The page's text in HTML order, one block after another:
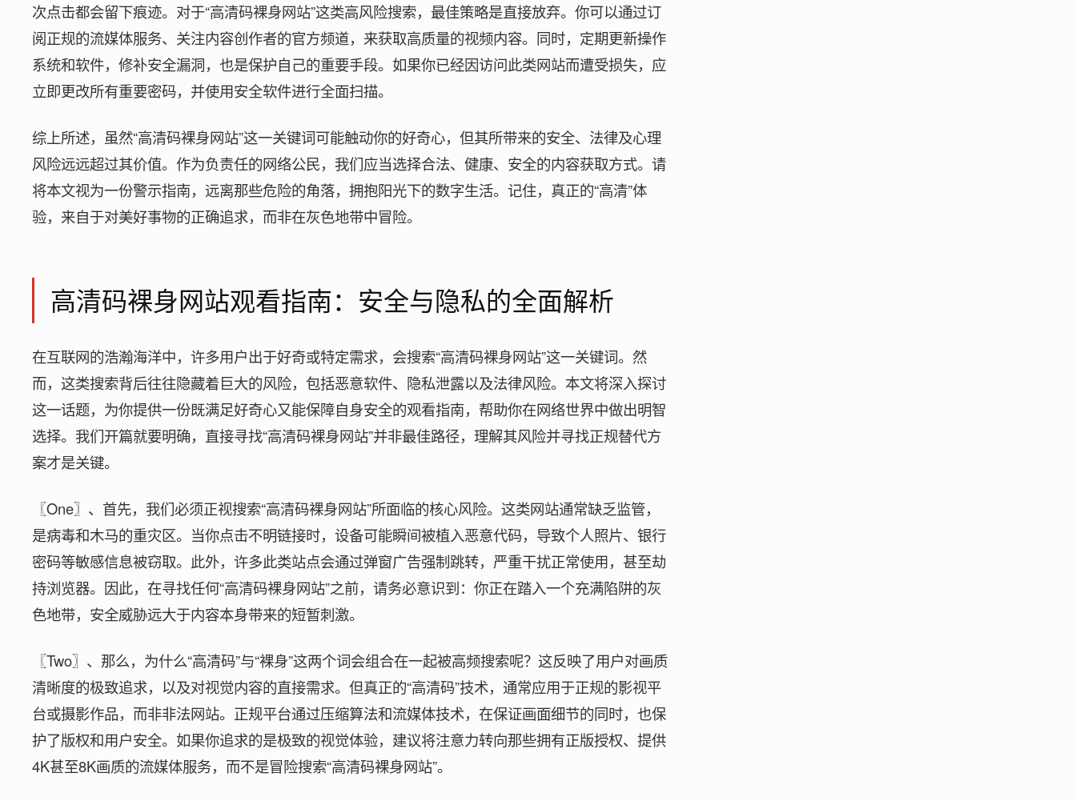
次点击都会留下痕迹。对于“高清码裸身网站”这类高风险搜索，最佳策略是直接放弃。你可以通过订
阅正规的流媒体服务、关注内容创作者的官方频道，来获取高质量的视频内容。同时，定期更新操作
系统和软件，修补安全漏洞，也是保护自己的重要手段。如果你已经因访问此类网站而遭受损失，应
立即更改所有重要密码，并使用安全软件进行全面扫描。
综上所述，虽然“高清码裸身网站”这一关键词可能触动你的好奇心，但其所带来的安全、法律及心理
风险远远超过其价值。作为负责任的网络公民，我们应当选择合法、健康、安全的内容获取方式。请
将本文视为一份警示指南，远离那些危险的角落，拥抱阳光下的数字生活。记住，真正的“高清”体
验，来自于对美好事物的正确追求，而非在灰色地带中冒险。
高清码裸身网站观看指南：安全与隐私的全面解析
在互联网的浩瀚海洋中，许多用户出于好奇或特定需求，会搜索“高清码裸身网站”这一关键词。然
而，这类搜索背后往往隐藏着巨大的风险，包括恶意软件、隐私泄露以及法律风险。本文将深入探讨
这一话题，为你提供一份既满足好奇心又能保障自身安全的观看指南，帮助你在网络世界中做出明智
选择。我们开篇就要明确，直接寻找“高清码裸身网站”并非最佳路径，理解其风险并寻找正规替代方
案才是关键。
〖One〗、首先，我们必须正视搜索“高清码裸身网站”所面临的核心风险。这类网站通常缺乏监管，
是病毒和木马的重灾区。当你点击不明链接时，设备可能瞬间被植入恶意代码，导致个人照片、银行
密码等敏感信息被窃取。此外，许多此类站点会通过弹窗广告强制跳转，严重干扰正常使用，甚至劫
持浏览器。因此，在寻找任何“高清码裸身网站”之前，请务必意识到：你正在踏入一个充满陷阱的灰
色地带，安全威胁远大于内容本身带来的短暂刺激。
〖Two〗、那么，为什么“高清码”与“裸身”这两个词会组合在一起被高频搜索呢？这反映了用户对画质
清晰度的极致追求，以及对视觉内容的直接需求。但真正的“高清码”技术，通常应用于正规的影视平
台或摄影作品，而非非法网站。正规平台通过压缩算法和流媒体技术，在保证画面细节的同时，也保
护了版权和用户安全。如果你追求的是极致的视觉体验，建议将注意力转向那些拥有正版授权、提供
4K甚至8K画质的流媒体服务，而不是冒险搜索“高清码裸身网站”。